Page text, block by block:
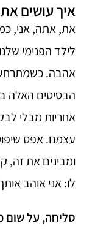
איך עושים
את, אתה, אני,
לילד הפנימי
אהבה.
הבסיסים האלה
אחריות מבלי
עצמנו. אפס
ומבינים את זה,
לו: אני אוהב
סליחה, על שום